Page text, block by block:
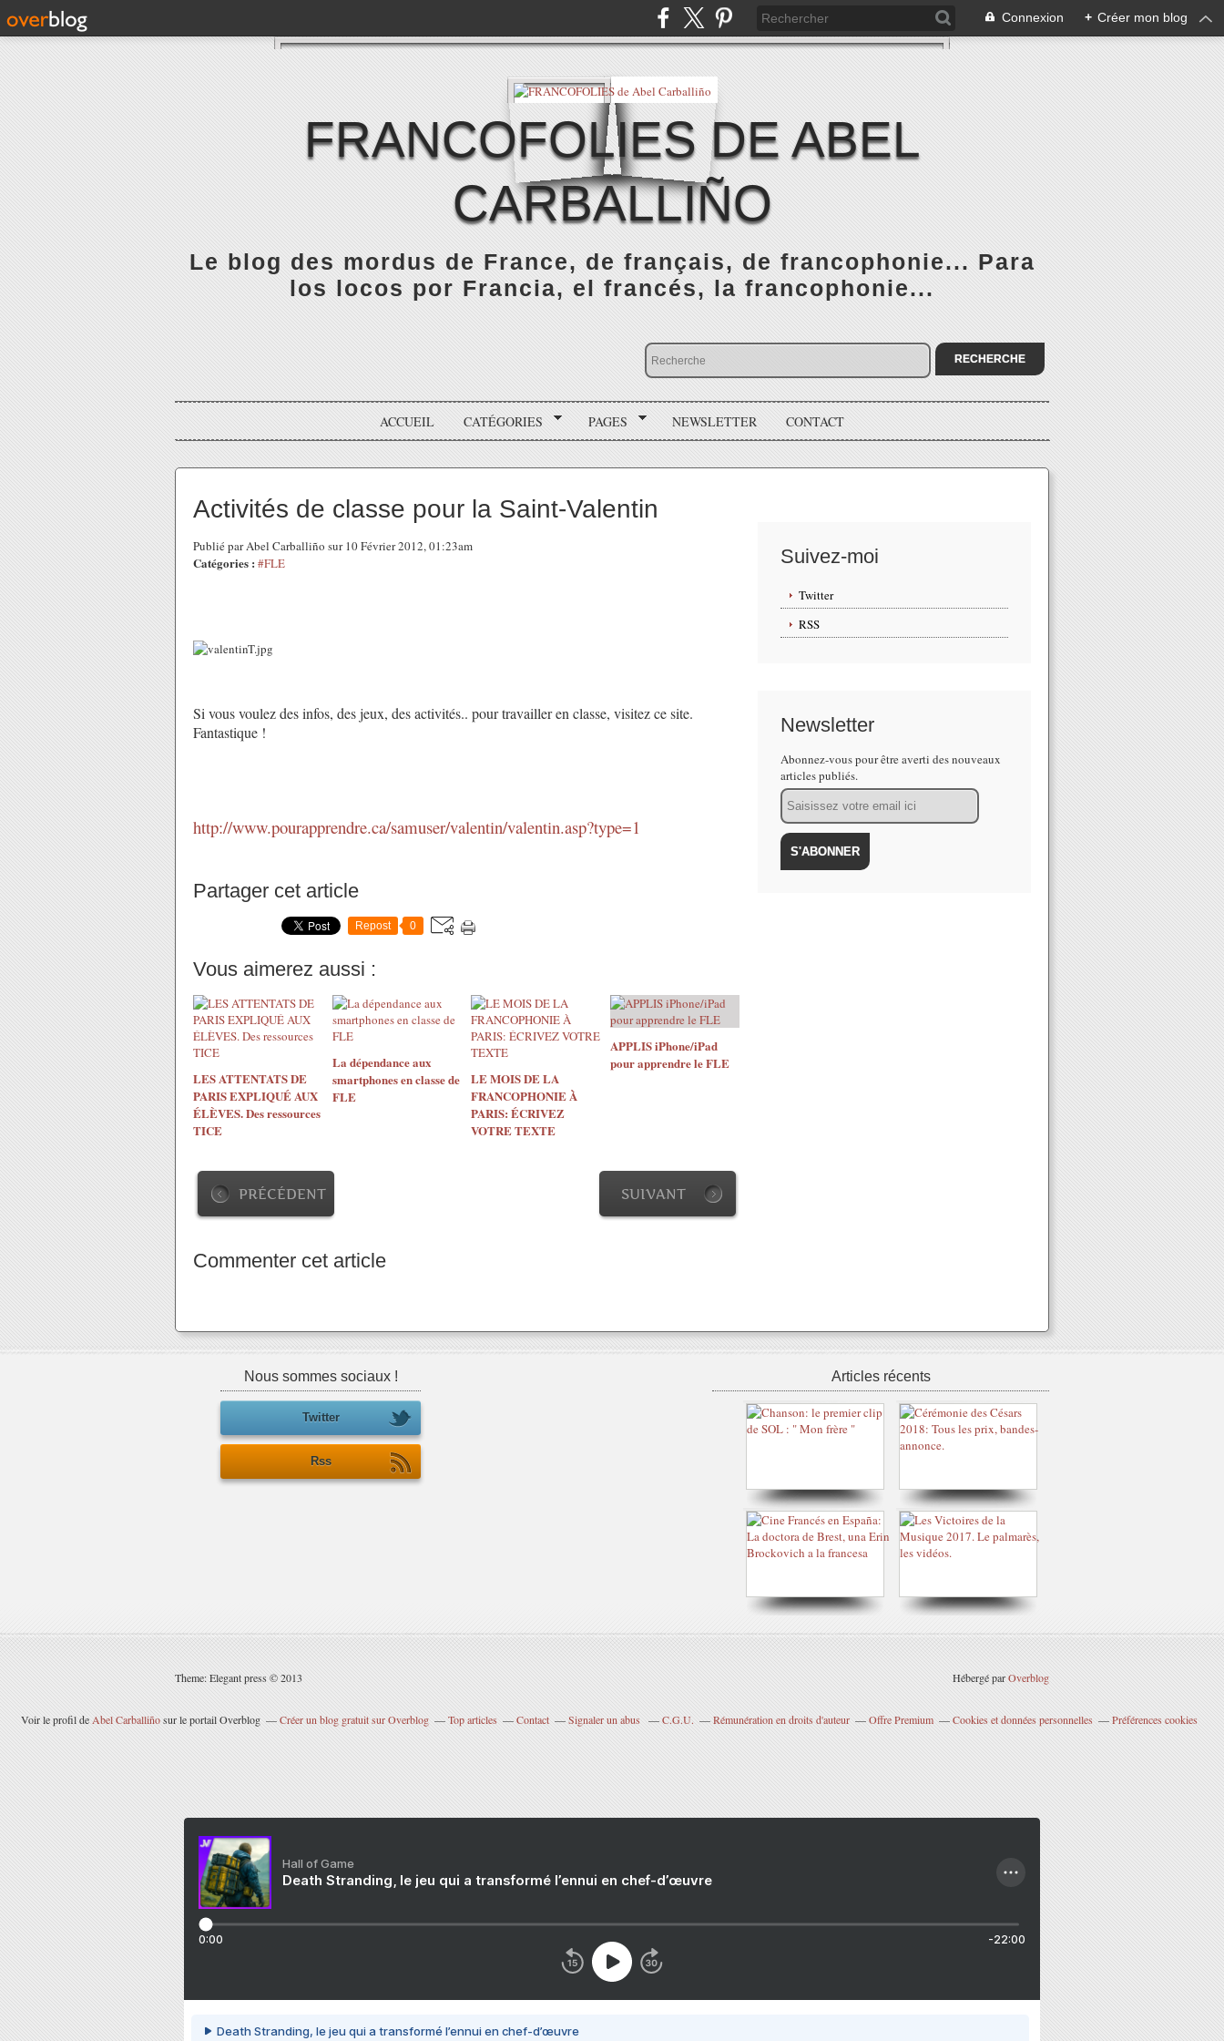
Connexion + Créer mon blog
FRANCOFOLIES DE ABEL
CARBALLIÑO
Le blog des mordus de France, de français, de francophonie... Para
los locos por Francia, el francés, la francophonie...
ACCUEIL CATÉGORIES PAGES NEWSLETTER CONTACT
Activités de classe pour la Saint-Valentin
Publié par Abel Carballiño sur 10 Février 2012, 01:23am
Catégories : #FLE
Si vous voulez des infos, des jeux, des activités.. pour travailler en classe, visitez ce site.
Fantastique !
http://www.pourapprendre.ca/samuser/valentin/valentin.asp?type=1
Partager cet article
Repost 0
Vous aimerez aussi :
LES ATTENTATS DE
PARIS EXPLIQUÉ AUX
ÉLÈVES. Des ressources
TICE
La dépendance aux
smartphones en classe de
FLE
LE MOIS DE LA
FRANCOPHONIE À
PARIS: ÉCRIVEZ
VOTRE TEXTE
APPLIS iPhone/iPad
pour apprendre le FLE
PRÉCÉDENT SUIVANT
Commenter cet article
Suivez-moi
Twitter
RSS
Newsletter
Abonnez-vous pour être averti des nouveaux
articles publiés.
Email
Nous sommes sociaux !
Twitter
Rss
Articles récents
Theme: Elegant press © 2013 Hébergé parOverblog
Voir le profil de Abel Carballiñosur le portail Overblog Créer un blog gratuit sur Overblog Top articles Contact Signaler un abus C.G.U. Rémunération en droits d'auteur Offre Premium Cookies et données personnelles Préférences cookies
Hall of Game
Death Stranding, le jeu qui a transformé l’ennui en chef-d’œuvre
0:00 -22:00
Death Stranding, le jeu qui a transformé l’ennui en chef-d’œuvre